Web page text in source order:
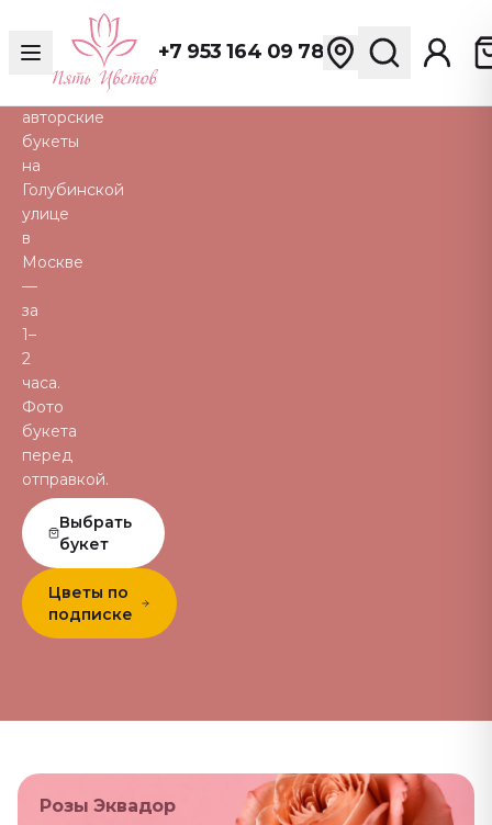
+7 953 164 09 78
пионы,
тюльпаны
авторские
букеты
на
Голубинской
улице
в
Москве
—
за
1–
2
часа.
Фото
букета
перед
отправкой.
Выбрать
букет
Цветы по
подписке
Розы Эквадор